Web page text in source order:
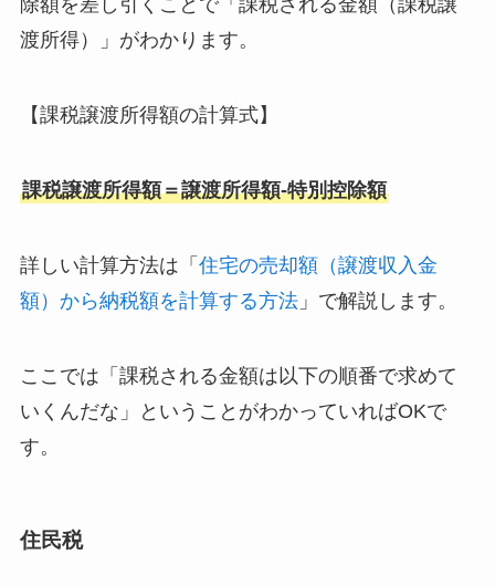
除額を差し引くことで「課税される金額（課税譲
渡所得）」がわかります。
【課税譲渡所得額の計算式】
課税譲渡所得額＝譲渡所得額-特別控除額
詳しい計算方法は「 住宅の売却額（譲渡収入金
額）から納税額を計算する方法」で解説します。
ここでは「課税される金額は以下の順番で求めて
いくんだな」ということがわかっていればOKで
す。
住民税